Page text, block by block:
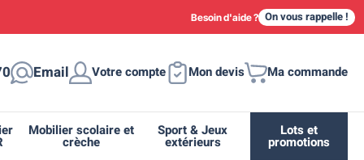
Besoin d'aide ? On vous rappelle !
Email Votre compte Mon devis Ma commande
Mobilier scolaire et
crèche
Sport & Jeux
extérieurs
Lots et
promotions